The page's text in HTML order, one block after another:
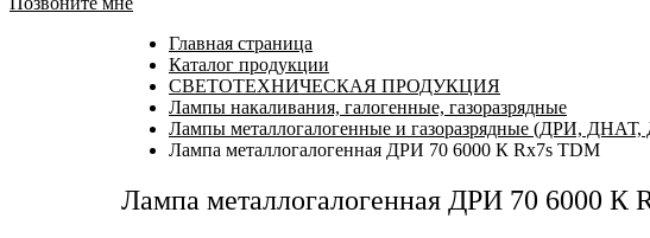
Главная страница
Каталог продукции
СВЕТОТЕХНИЧЕСКАЯ ПРОДУКЦИЯ
Лампы накаливания, галогенные, газоразрядные
Лампы металлогалогенные и газоразрядные (ДРИ,
Лампа металлогалогенная ДРИ 70 6000 К Rх7s TDM
Лампа металлогалогенная ДРИ 70 6000 К